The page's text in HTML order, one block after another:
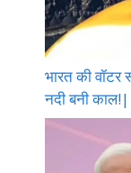
भारत की वॉटर
नदी बनी